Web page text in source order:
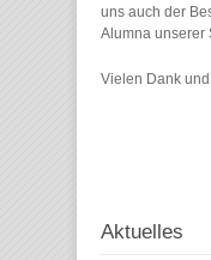
uns auch der
Alumna unserer
Vielen Dank
Aktuelles